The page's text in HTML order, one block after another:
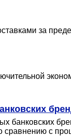
за
банковских
сравнению с